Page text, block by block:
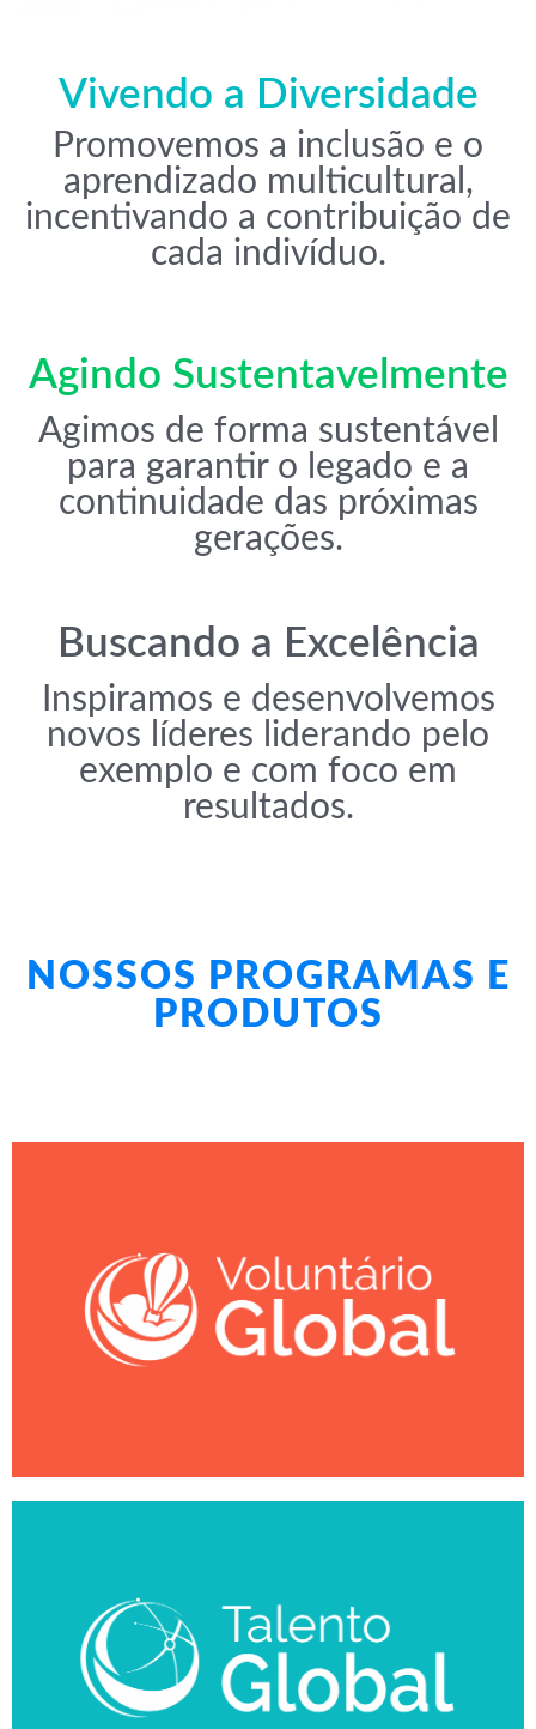
Vivendo a Diversidade
Promovemos a inclusão e o
aprendizado multicultural,
incentivando a contribuição de
cada indivíduo.
Agindo Sustentavelmente
Agimos de forma sustentável
para garantir o legado e a
continuidade das próximas
gerações.
Buscando a Excelência
Inspiramos e desenvolvemos
novos líderes liderando pelo
exemplo e com foco em
resultados.
NOSSOS PROGRAMAS E
PRODUTOS
Uma experiência de intercâmbio voluntário em ONGs,
escolas ou fundações em diversos países.
Inscreva-se
Uma oportunidade de desenvolver sua liderança com uma
experiência de trabalho internacional.
Inscreva-se